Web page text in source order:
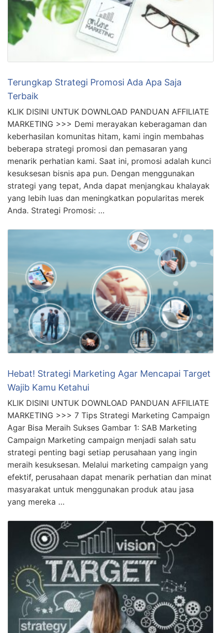
Terungkap Strategi Promosi Ada Apa Saja
Terbaik
KLIK DISINI UNTUK DOWNLOAD PANDUAN AFFILIATE
MARKETING >>> Demi merayakan keberagaman dan
keberhasilan komunitas hitam, kami ingin membahas
beberapa strategi promosi dan pemasaran yang
menarik perhatian kami. Saat ini, promosi adalah kunci
kesuksesan bisnis apa pun. Dengan menggunakan
strategi yang tepat, Anda dapat menjangkau khalayak
yang lebih luas dan meningkatkan popularitas merek
Anda. Strategi Promosi: …
Hebat! Strategi Marketing Agar Mencapai Target
Wajib Kamu Ketahui
KLIK DISINI UNTUK DOWNLOAD PANDUAN AFFILIATE
MARKETING >>> 7 Tips Strategi Marketing Campaign
Agar Bisa Meraih Sukses Gambar 1: SAB Marketing
Campaign Marketing campaign menjadi salah satu
strategi penting bagi setiap perusahaan yang ingin
meraih kesuksesan. Melalui marketing campaign yang
efektif, perusahaan dapat menarik perhatian dan minat
masyarakat untuk menggunakan produk atau jasa
yang mereka …